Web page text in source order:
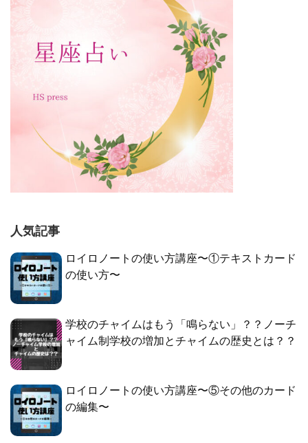
人気記事
ロイロノートの使い方講座〜①テキストカード
の使い方〜
学校のチャイムはもう「鳴らない」？？ノーチ
ャイム制学校の増加とチャイムの歴史とは？？
ロイロノートの使い方講座〜⑤その他のカード
の編集〜